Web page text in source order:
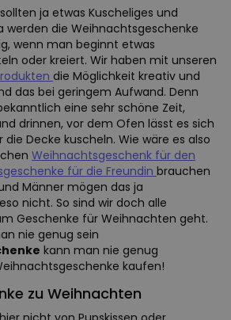
ja etwas Kuscheliges und
werden die Weihnachtsgeschenke
wenn man beginnt etwas
oder kreiert. Wir haben mit unseren
die Möglichkeit kreativ und
das bei geringem Aufwand. Denn
eine sehr schöne Zeit,
drinnen, vor dem Ofen lässt es sich
Decke kuscheln. Wie wäre es also
Weihnachtsgeschenk für den
für die Freundin brauchen
Männer mögen das ja
nicht. So sind wir doch alle
Geschenke für Weihnachten geht.
nie genug sein
kann man nie genug
kaufen!
zu Weihnachten